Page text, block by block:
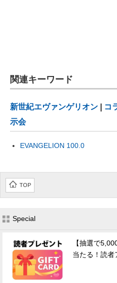
関連キーワード
新世紀エヴァンゲリオン コ
示会
EVANGELION 100.0
TOP
Special
【抽選で
当たる！読者